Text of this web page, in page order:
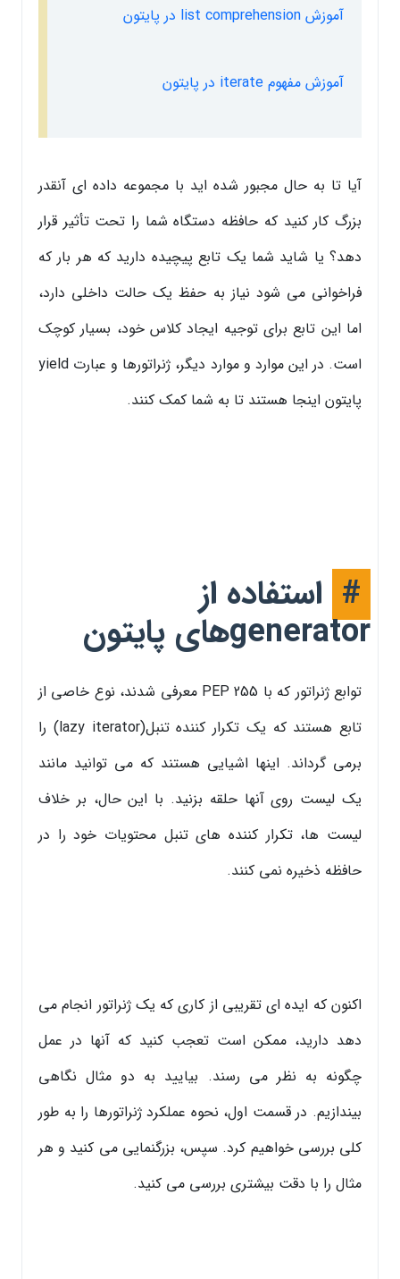
آموزش list comprehension در پایتون
آموزش مفهوم iterate در پایتون
آیا تا به حال مجبور شده اید با مجموعه داده ای آنقدر
بزرگ کار کنید که حافظه دستگاه شما را تحت تأثیر قرار
دهد؟ یا شاید شما یک تابع پیچیده دارید که هر بار که
فراخوانی می شود نیاز به حفظ یک حالت داخلی دارد،
اما این تابع برای توجیه ایجاد کلاس خود، بسیار کوچک
است. در این موارد و موارد دیگر، ژنراتورها و عبارت yield
پایتون اینجا هستند تا به شما کمک کنند.
# استفاده از
generatorهای پایتون
توابع ژنراتور که با PEP 255 معرفی شدند، نوع خاصی از
تابع هستند که یک تکرار کننده تنبل(lazy iterator) را
برمی گرداند. اینها اشیایی هستند که می توانید مانند
یک لیست روی آنها حلقه بزنید. با این حال، بر خلاف
لیست ها، تکرار کننده های تنبل محتویات خود را در
حافظه ذخیره نمی کنند.
اکنون که ایده ای تقریبی از کاری که یک ژنراتور انجام می
دهد دارید، ممکن است تعجب کنید که آنها در عمل
چگونه به نظر می رسند. بیایید به دو مثال نگاهی
بیندازیم. در قسمت اول، نحوه عملکرد ژنراتورها را به طور
کلی بررسی خواهیم کرد. سپس، بزرگنمایی می کنید و هر
مثال را با دقت بیشتری بررسی می کنید.